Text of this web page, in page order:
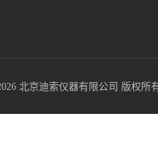
北京迪索仪器有限公司 版权所